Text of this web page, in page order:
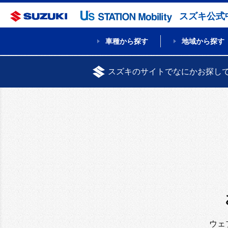
スズキ公式
車種から探す 地域から探す
スズキのサイトでなにかお探し
ウェ